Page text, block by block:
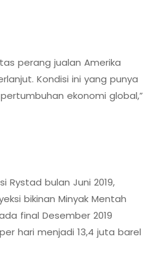
perang jualan Amerika
Kondisi ini yang punya
ekonomi global,”
Rystad bulan Juni 2019,
bikinan Minyak Mentah
final Desember 2019
hari menjadi 13,4 juta barel